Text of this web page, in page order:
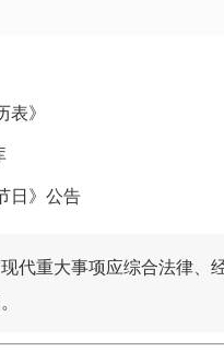
》
日》公告
代重大事项应综合法律、